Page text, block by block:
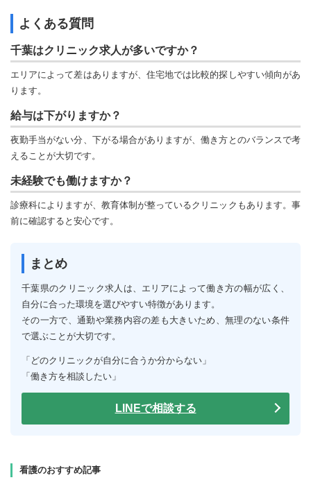
よくある質問
千葉はクリニック求人が多いですか？
エリアによって差はありますが、住宅地では比較的探しやすい傾向があ
ります。
給与は下がりますか？
夜勤手当がない分、下がる場合がありますが、働き方とのバランスで考
えることが大切です。
未経験でも働けますか？
診療科によりますが、教育体制が整っているクリニックもあります。事
前に確認すると安心です。
まとめ
千葉県のクリニック求人は、エリアによって働き方の幅が広く、
自分に合った環境を選びやすい特徴があります。
その一方で、通勤や業務内容の差も大きいため、無理のない条件
で選ぶことが大切です。
「どのクリニックが自分に合うか分からない」
「働き方を相談したい」
LINEで相談する
看護のおすすめ記事